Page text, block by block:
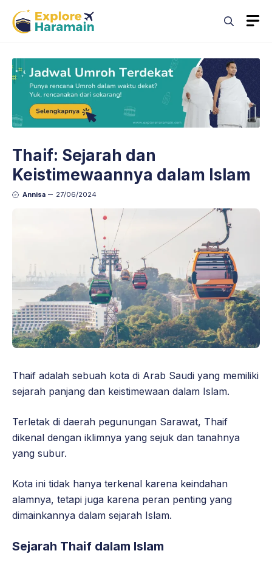
content
Thaif: Sejarah dan
Keistimewaannya dalam Islam
Annisa 27/06/2024
Thaif adalah sebuah kota di Arab Saudi yang memiliki
sejarah panjang dan keistimewaan dalam Islam.
Terletak di daerah pegunungan Sarawat, Thaif
dikenal dengan iklimnya yang sejuk dan tanahnya
yang subur.
Kota ini tidak hanya terkenal karena keindahan
alamnya, tetapi juga karena peran penting yang
dimainkannya dalam sejarah Islam.
Sejarah Thaif dalam Islam